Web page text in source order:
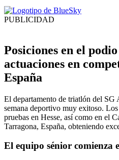
PUBLICIDAD
Posiciones en el
actuaciones en
España
El departamento de triatlón del
semana deportivo muy exitoso.
pruebas en Hesse, así como en el
Tarragona, España, obteniendo
El equipo sénior